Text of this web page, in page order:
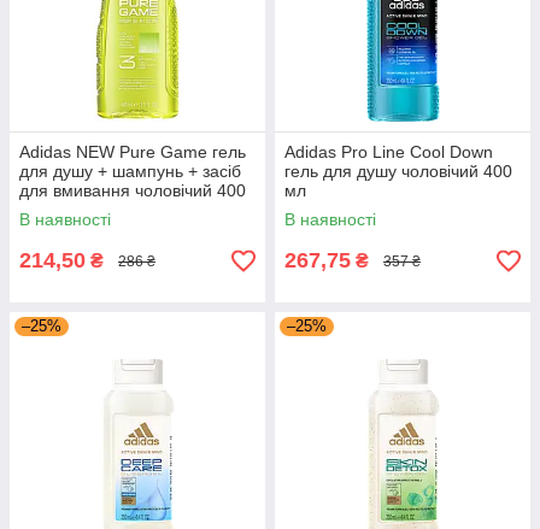
Adidas NEW Pure Game гель
для душу + шампунь + засіб
для вмивання чоловічий 400
мл
В наявності
214,50 ₴ 286 ₴
Adidas Pro Line Cool Down
гель для душу чоловічий 400
мл
В наявності
267,75 ₴ 357 ₴
–25% –25%